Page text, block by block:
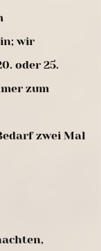
wir
oder 25.
zum
zwei Mal